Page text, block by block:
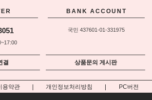
BANK ACCOUNT
국민 437601-01-331975
결 상품문의 게시판
용약관 개인정보처리방침 PC버전